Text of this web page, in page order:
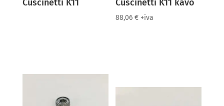
Cuscinetti K11 Cuscinetti K11 kavo
88,06€ +iva